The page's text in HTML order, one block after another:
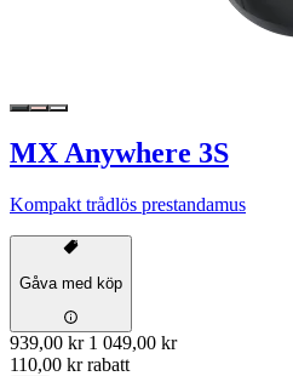
MX Anywhere 3S
Kompakt trådlös prestandamus
Gåva med köp
939,00 kr 1 049,00 kr
110,00 kr rabatt